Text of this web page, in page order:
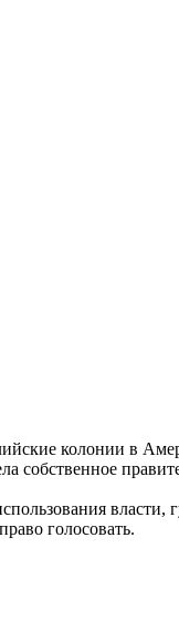
колонии в
собственное
власти,
голосовать.